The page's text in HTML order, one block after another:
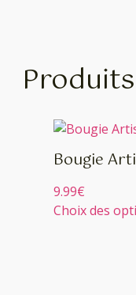
Bougie
9.99€
Choix des